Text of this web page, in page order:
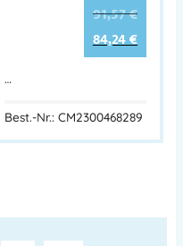
91,57€
84,24€
…
Best.-Nr.: CM2300468289